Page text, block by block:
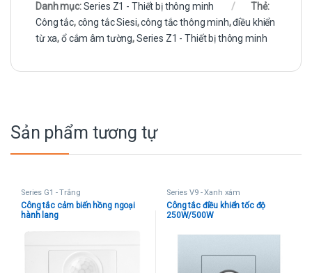
Danh mục:Series Z1 - Thiết bị thông minh
Thẻ:
Công tắc,công tắc Siesi,công tắc thông minh,điều khiển
từ xa,ổ cắm âm tường,Series Z1 - Thiết bị thông minh
Sản phẩm tương tự
Series G1 - Trắng
Công tắc cảm biến hồng ngoại
hành lang
Series V9 - Xanh xám
Công tắc điều khiển tốc độ
250W/500W